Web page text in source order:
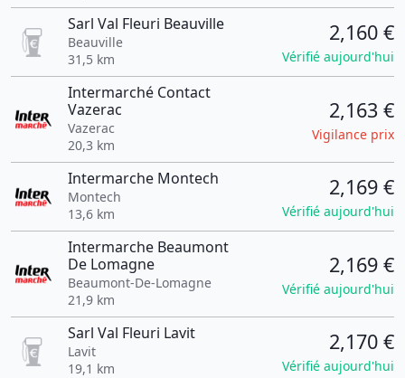
Sarl Val Fleuri Beauville
Beauville
31,5 km
2,160 €
Vérifié aujourd'hui
Intermarché Contact
Vazerac
Vazerac
20,3 km
2,163 €
Vigilance prix
Intermarche Montech
Montech
13,6 km
2,169 €
Vérifié aujourd'hui
Intermarche Beaumont
De Lomagne
Beaumont-De-Lomagne
21,9 km
2,169 €
Vérifié aujourd'hui
Sarl Val Fleuri Lavit
Lavit
19,1 km
2,170 €
Vérifié aujourd'hui